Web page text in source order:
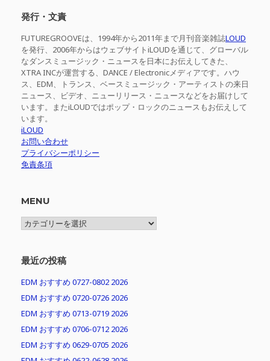
発行・文責
FUTUREGROOVEは、1994年から2011年まで月刊音楽雑誌LOUD
を発行、2006年からはウェブサイトiLOUDを通じて、グローバル
なダンスミュージック・ニュースを日本にお伝えしてきた、
XTRA INCが運営する、DANCE / Electronicメディアです。ハウ
ス、EDM、トランス、ベースミュージック・アーティストの来日
ニュース、ビデオ、ニューリリース・ニュースなどをお届けして
います。またiLOUDではポップ・ロックのニュースもお伝えして
います。
iLOUD
お問い合わせ
プライバシーポリシー
免責条項
MENU
MENU
最近の投稿
EDM おすすめ 0727-0802 2026
EDM おすすめ 0720-0726 2026
EDM おすすめ 0713-0719 2026
EDM おすすめ 0706-0712 2026
EDM おすすめ 0629-0705 2026